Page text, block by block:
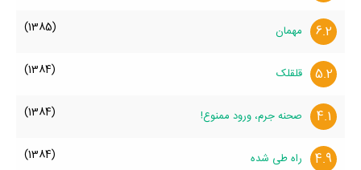
6.2 مهمان (1385)
5.2 قلقلک (1384)
4.1 صحنه جرم، ورود ممنوع! (1384)
4.9 راه طی شده (1384)